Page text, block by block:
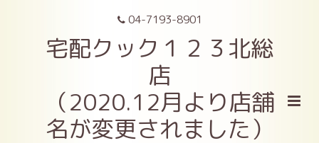
04-7193-8901
宅配クック１２３北総
店
（2020.12月より店舗
名が変更されました）